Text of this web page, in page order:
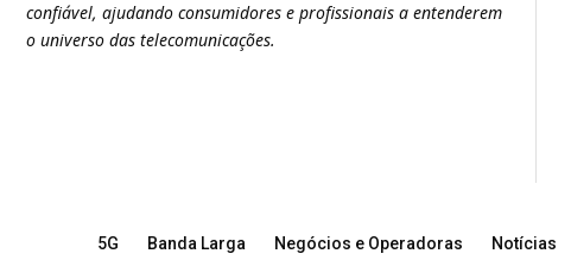
confiável, ajudando consumidores e profissionais a entenderem
o universo das telecomunicações.
5G Banda Larga Negócios e Operadoras Notícias